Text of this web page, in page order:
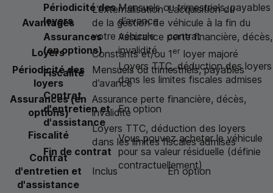
Périodicité des
loyers
Mensuels ou trimestriels, payables
d’avance
Assurances
(en options)
Assurance perte financière, décès,
invalidité
Fiscalité
LoyersTTC, déduction des loyers
dans les limites fiscales admises
Contrat
d'entretien et
d'assistance
En option
Fin de contrat
Vous pouvez acheter le véhicule
pour sa valeur résiduelle (définie
contractuellement)
Avantages
L’externalisation
de la gestion de
votre véhicule
L’acquisition du
véhicule à la fin du
contrat
Loyers
Constants et/ou 1er loyer majoré
Périodicité des
loyers
Mensuels ou trimestriels, payables
d’avance
Assurances (en
options)
Assurance perte financière, décès,
invalidité
Fiscalité
Loyers TTC, déduction des loyers
dans les limites fiscales admises
Contrat
d'entretien et
d'assistance
Inclus En option